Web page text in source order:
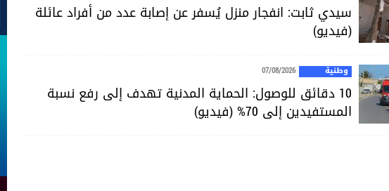
سيدي ثابت: انفجار منزل يُسفر عن إصابة عدد من أفراد عائلة
(فيديو)
وطنية 07/08/2026
10 دقائق للوصول: الحماية المدنية تهدف إلى رفع نسبة
المستفيدين إلى 70% (فيديو)